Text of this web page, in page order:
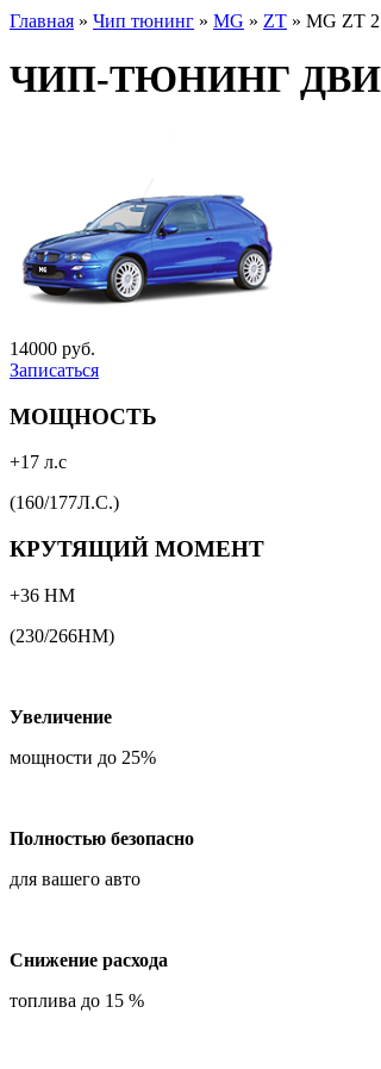
Главная » Чип тюнинг » MG » ZT » MG ZT
ЧИП-ТЮНИНГ
14000 руб.
Записаться
МОЩНОСТЬ
+17 л.с
(160/177Л.С.)
КРУТЯЩИЙ МОМЕНТ
+36 НМ
(230/266НМ)
Увеличение
мощности до 25%
Полностью безопасно
для вашего авто
Снижение расхода
топлива до 15 %